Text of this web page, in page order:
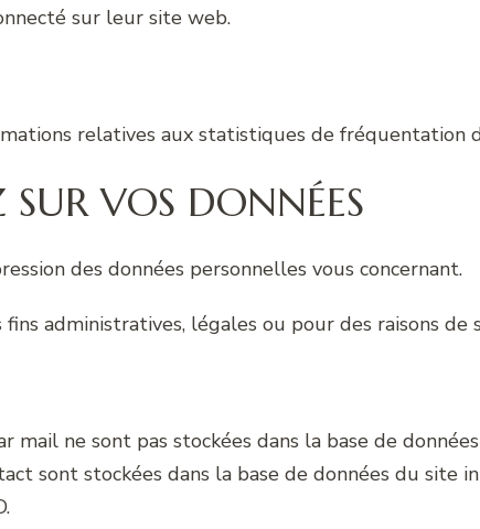
sur leur site web.
relatives aux statistiques de fréquentation
VOS DONNÉES
des données personnelles vous concernant.
administratives, légales ou pour des raisons de
ne sont pas stockées dans la base de
sont stockées dans la base de données du site